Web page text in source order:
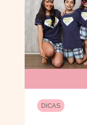
DICAS